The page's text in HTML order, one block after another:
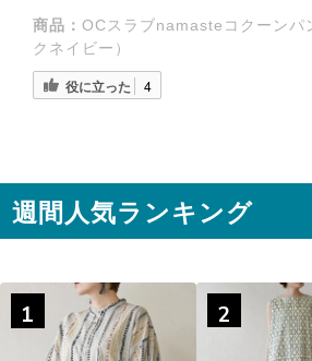
商品： OCスラブnamasteコクーンパ
クネイビー）
役に立った 4
週間人気ランキング
1 2